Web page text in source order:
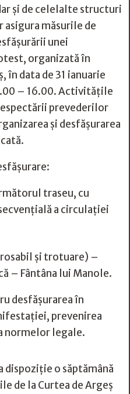
și de celelalte structuri
măsurile de
unei
organizată în
în data de 31 ianuarie
– 16.00. Activitățile
prevederilor
și desfășurarea
traseu, cu
a circulației
și trotuare) –
– Fântâna lui Manole.
desfășurarea în
prevenirea
normelor legale.
o săptămână
de la Curtea de Argeș